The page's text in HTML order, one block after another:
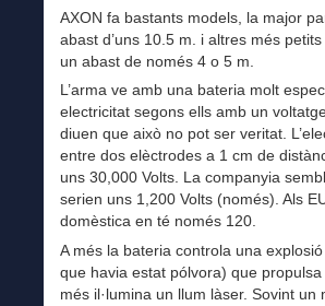
AXON fa bastants models, la major
abast d’uns 10.5 m. i altres més
un abast de només 4 o 5 m.
L’arma ve amb una bateria molt
electricitat segons ells amb un
diuen que això no pot ser veritat.
entre dos elèctrodes a 1 cm de
uns 30,000 Volts. La companyia
serien uns 1,200 Volts (només). Als
domèstica en té només 120.
A més la bateria controla una
que havia estat pólvora) que
més il·lumina un llum làser. Sovint